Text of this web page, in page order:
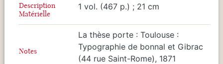
Description
Matérielle
1 vol. (467 p.) ; 21 cm
Notes
La thèse porte : Toulouse :
Typographie de bonnal et Gibrac
(44 rue Saint-Rome), 1871